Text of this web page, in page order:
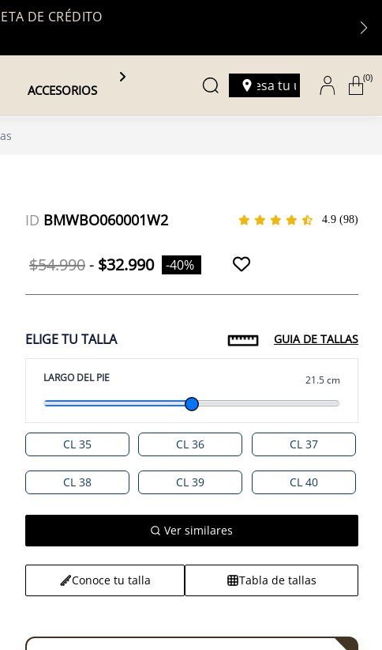
DE CRÉDITO
Ingresa tu ubicación (0)
ACCESORIOS
ID BMWBO060001W2 4.9 (98)
$54.990- $32.990 -40%
ELIGE TU TALLA GUIA DE TALLAS
LARGO DEL PIE 21.5 cm
CL 35 CL 36 CL 37
CL 38 CL 39 CL 40
Ver similares
Conoce tu talla Tabla de tallas